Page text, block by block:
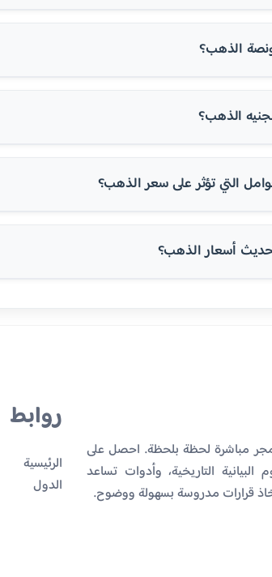
الذهب؟
الذهب؟
التي تؤثر على سعر الذهب؟
أسعار الذهب؟
مباشرة لحظة بلحظة. احصل على
البيانية التاريخية، وأدوات تساعد
قرارات مدروسة بسهولة ووضوح.
روابط
الرئيسية
الدول